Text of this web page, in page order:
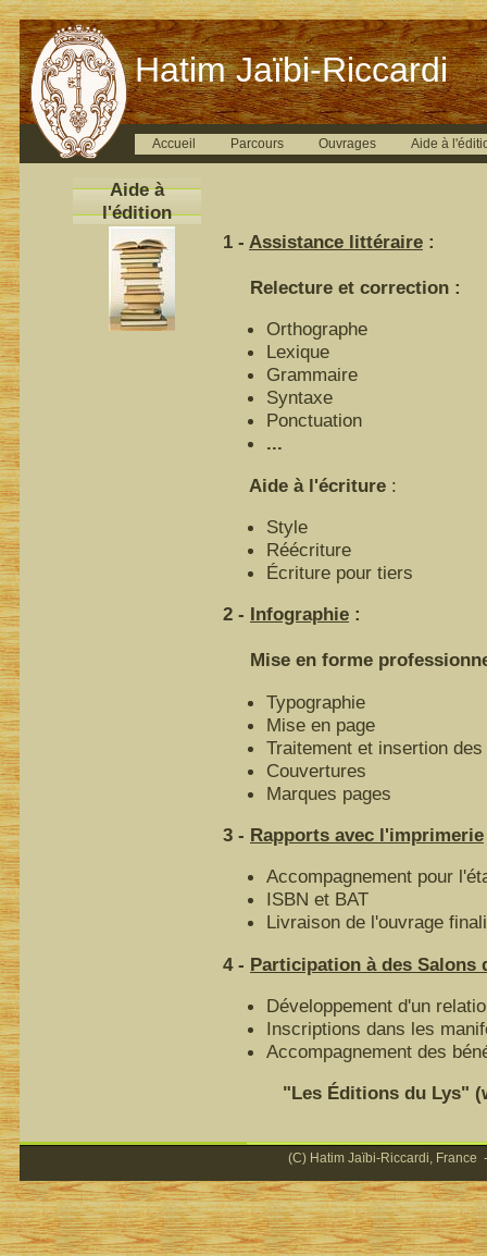
Hatim Jaïbi-Riccardi
Accueil Parcours Ouvrages Aide à
Aide à
l'édition
1 - Assistance littéraire :
Relecture et correction :
Orthographe
Lexique
Grammaire
Syntaxe
Ponctuation
...
Aide à l'écriture :
Style
Réécriture
Écriture pour tiers
2 - Infographie :
Mise en forme
Typographie
Mise en page
Traitement et insertion
Couvertures
Marques pages
3 - Rapports avec l'imprimerie
Accompagnement pour
ISBN et BAT
Livraison de l'ouvrage
4 - Participation à des Salons
Développement d'un
Inscriptions dans les
Accompagnement des
"Les Éditions du Lys"
(C) Hatim Jaïbi-Riccardi, France